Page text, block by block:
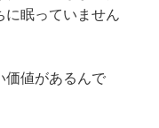
眠っていません
価値があるんで